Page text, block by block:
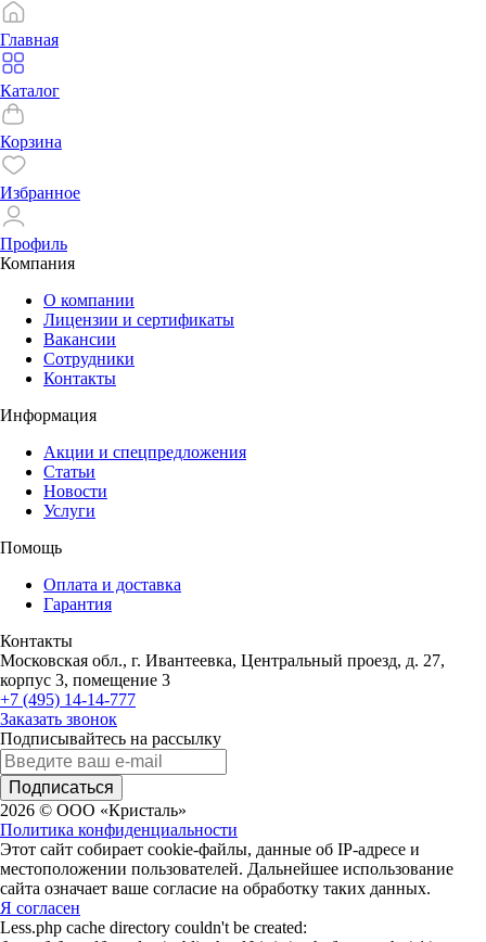
Главная
Каталог
Корзина
Избранное
Профиль
Компания
О компании
Лицензии и сертификаты
Вакансии
Сотрудники
Контакты
Информация
Акции и спецпредложения
Статьи
Новости
Услуги
Помощь
Оплата и доставка
Гарантия
Контакты
Московская обл., г. Ивантеевка, Центральный проезд, д. 27,
корпус 3, помещение 3
+7 (495) 14-14-777
Заказать звонок
Подписывайтесь на рассылку
Подписаться
2026 © ООО «Кристаль»
Политика конфиденциальности
Этот сайт собирает cookie-файлы, данные об IP-адресе и
местоположении пользователей. Дальнейшее использование
сайта означает ваше согласие на обработку таких данных.
Я согласен
Less.php cache directory couldn't be created: